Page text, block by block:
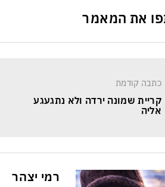
את המאמר
כתבה קודמת
קריית שמונה ירדה ולא נתגעגע
אליה
רמי יצהר